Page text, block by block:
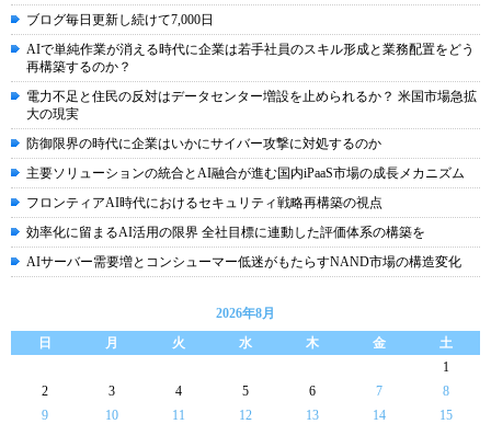
ブログ毎日更新し続けて7,000日
AIで単純作業が消える時代に企業は若手社員のスキル形成と業務配置をどう
再構築するのか？
電力不足と住民の反対はデータセンター増設を止められるか？ 米国市場急拡
大の現実
防御限界の時代に企業はいかにサイバー攻撃に対処するのか
主要ソリューションの統合とAI融合が進む国内iPaaS市場の成長メカニズム
フロンティアAI時代におけるセキュリティ戦略再構築の視点
効率化に留まるAI活用の限界 全社目標に連動した評価体系の構築を
AIサーバー需要増とコンシューマー低迷がもたらすNAND市場の構造変化
2026年8月
日
月 火 水 木 金
土
1
2
3 4 5 6 7
8
9
10 11 12 13 14
15